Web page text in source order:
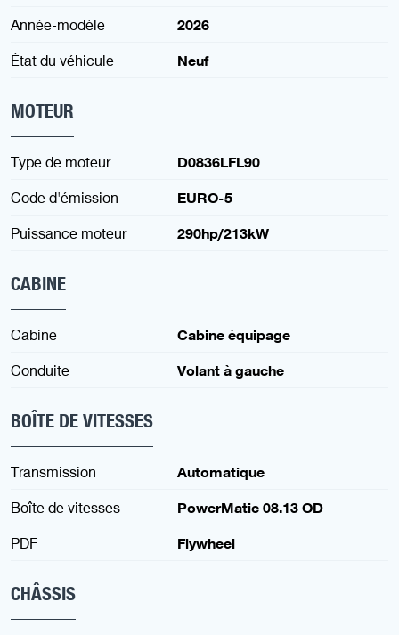
Année-modèle
2026
État du véhicule
Neuf
MOTEUR
Type de moteur
D0836LFL90
Code d'émission
EURO-5
Puissance moteur
290hp/213kW
CABINE
Cabine
Cabine équipage
Conduite
Volant à gauche
BOÎTE DE VITESSES
Transmission
Automatique
Boîte de vitesses
PowerMatic 08.13 OD
PDF
Flywheel
CHÂSSIS